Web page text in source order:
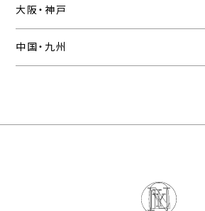
大阪・神戸
中国・九州